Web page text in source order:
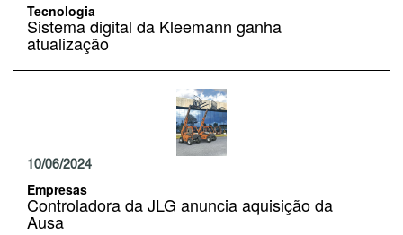
Tecnologia
Sistema digital da Kleemann ganha
atualização
10/06/2024
Empresas
Controladora da JLG anuncia aquisição da
Ausa